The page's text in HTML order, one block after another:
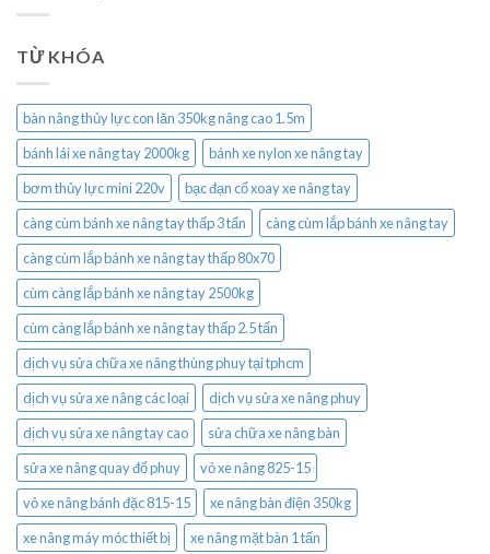
TỪ KHÓA
bàn nâng thủy lực con lăn 350kg nâng cao 1.5m
bánh lái xe nâng tay 2000kg
bánh xe nylon xe nâng tay
bơm thủy lực mini 220v
bạc đạn cổ xoay xe nâng tay
càng cùm bánh xe nâng tay thấp 3 tấn
càng cùm lắp bánh xe nâng tay
càng cùm lắp bánh xe nâng tay thấp 80x70
cùm càng lắp bánh xe nâng tay 2500kg
cùm càng lắp bánh xe nâng tay thấp 2.5 tấn
dịch vụ sửa chữa xe nâng thùng phuy tại tphcm
dịch vụ sửa xe nâng các loại
dịch vụ sửa xe nâng phuy
dịch vụ sửa xe nâng tay cao
sửa chữa xe nâng bàn
sửa xe nâng quay đổ phuy
vỏ xe nâng 825-15
vỏ xe nâng bánh đặc 815-15
xe nâng bàn điện 350kg
xe nâng máy móc thiết bị
xe nâng mặt bàn 1 tấn